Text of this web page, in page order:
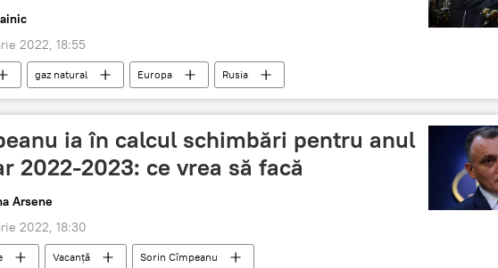
2022, 18:55
gaz natural Europa Rusia
ia în calcul schimbări pentru anul
2022-2023: ce vrea să facă
Arsene
2022, 18:30
Vacanță Sorin Cîmpeanu